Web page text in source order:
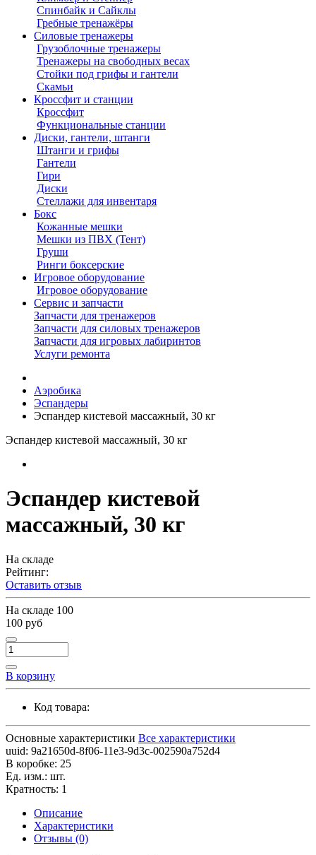
Спинбайк и Сайклы
Гребные тренажёры
Силовые тренажеры
Грузоблочные тренажеры
Тренажеры на свободных весах
Стойки под грифы и гантели
Скамьи
Кроссфит и станции
Кроссфит
Функциональные станции
Диски, гантели, штанги
Штанги и грифы
Гантели
Гири
Диски
Стеллажи для инвентаря
Бокс
Кожанные мешки
Мешки из ПВХ (Тент)
Груши
Ринги боксерские
Игровое оборудование
Игровое оборудование
Сервис и запчасти
Запчасти для тренажеров
Запчасти для силовых тренажеров
Запчасти для игровых лабиринтов
Услуги ремонта
Аэробика
Эспандеры
Эспандер кистевой массажный, 30 кг
Эспандер кистевой массажный, 30 кг
Эспандер кистевой
массажный, 30 кг
На складе
Рейтинг:
Оставить отзыв
На складе 100
100 руб
В корзину
Код товара:
Основные характеристики Все характеристики
uuid: 9a21650d-8f06-11e3-9d3c-002590a752d4
В коробке: 25
Ед. изм.: шт.
Кратность: 1
Описание
Характеристики
Отзывы (0)